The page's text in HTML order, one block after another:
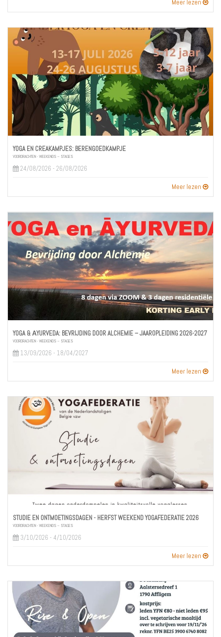
Meer lezen
YOGA EN CREAKAMPJES: BERENGOEDKAMPJE
VOORDRACHTEN - WEEKENDS – STAGES
24/08/2026 - 26/08/2026
Meer lezen
YOGA & ĀYURVEDA: BEVRIJDING DOOR ALCHEMIE – JAAROPLEIDING 2026-2027
VOORDRACHTEN - WEEKENDS – STAGES
13/09/2026 - 18/04/2027
Meer lezen
STUDIE EN ONTMOETINGSDAGEN - HERFST WEEKEND YOGAFEDERATIE 2026
VOORDRACHTEN - WEEKENDS – STAGES
3/10/2026 - 4/10/2026
Meer lezen